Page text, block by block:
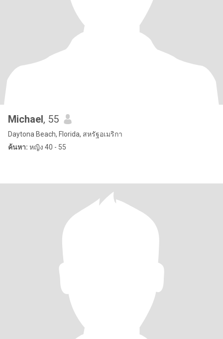
Michael, 55
Daytona Beach, Florida, สหรัฐอเมริกา
ค้นหา: หญิง 40 - 55